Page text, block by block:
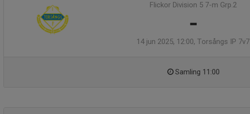
Flickor Division 5 7-m Grp.2
-
14 jun 2025, 12:00, Torsångs IP 7v7
Samling 11:00